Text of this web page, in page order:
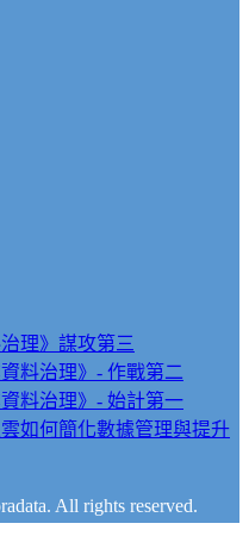
理》謀攻第三
料治理》- 作戰第二
料治理》- 始計第一
如何簡化數據管理與提升
All rights reserved.